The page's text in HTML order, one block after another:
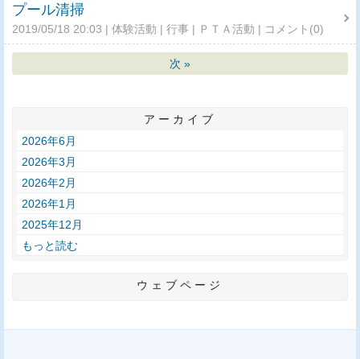
プール清掃
2019/05/18 20:03 体験活動 行事 ＰＴＡ活動 コメント(0)
次 »
アーカイブ
2026年6月
2026年3月
2026年2月
2026年1月
2025年12月
もっと読む
ウェブページ